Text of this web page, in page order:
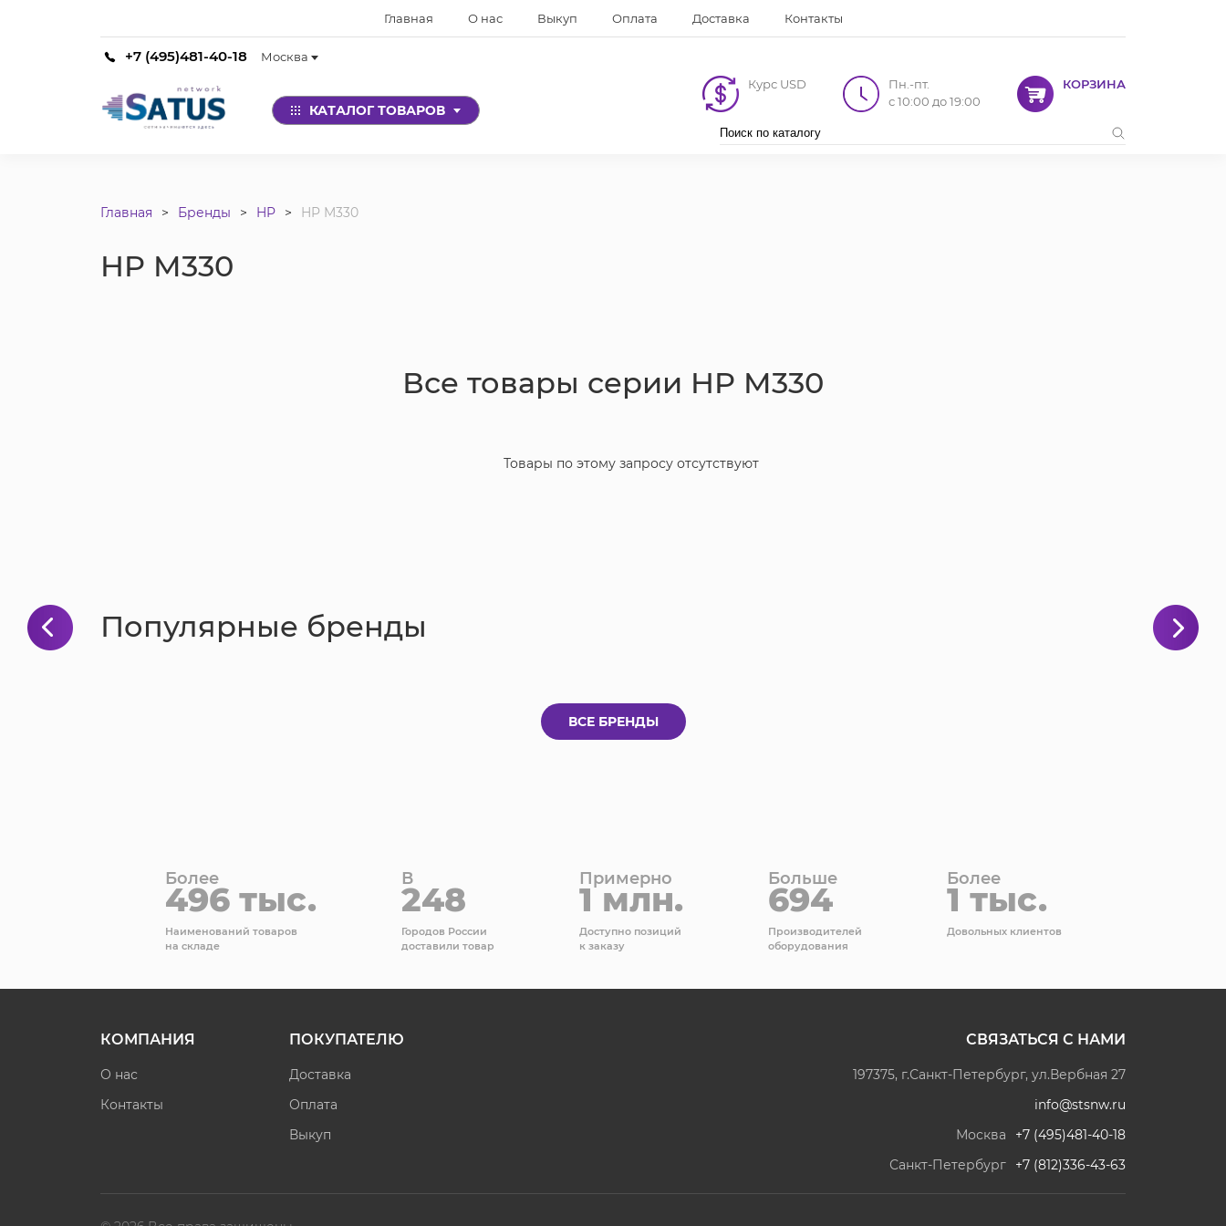
Главная О нас Выкуп Оплата Доставка Контакты
+7 (495)481-40-18 Москва
КАТАЛОГ ТОВАРОВ
Курс USD
Пн.-пт.
с 10:00 до 19:00
КОРЗИНА
Главная Бренды HP HP M330
HP M330
Все товары серии HP M330
Товары по этому запросу отсутствуют
Популярные бренды
ВСЕ БРЕНДЫ
Более
496 тыс.
Наименований товаров
на складе
В
248
Городов России
доставили товар
Примерно
1 млн.
Доступно позиций
к заказу
Больше
694
Производителей
оборудования
Более
1 тыс.
Довольных клиентов
КОМПАНИЯ
О нас
Контакты
ПОКУПАТЕЛЮ
Доставка
Оплата
Выкуп
СВЯЗАТЬСЯ С НАМИ
197375, г.Санкт-Петербург, ул.Вербная 27
info@stsnw.ru
Москва
+7 (495)481-40-18
Санкт-Петербург
+7 (812)336-43-63